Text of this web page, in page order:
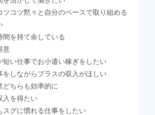
ツコツ黙々と自分のペースで取り組める
間を持て余している
意
短い仕事でお小遣い稼ぎをしたい
をしながらプラスの収入がほしい
どちらも効率的に
入を得たい
スグに慣れる仕事をしたい